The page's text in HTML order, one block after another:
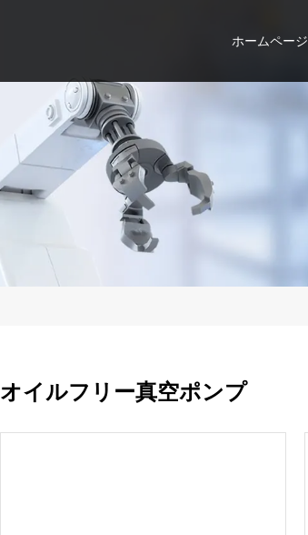
ホームページ
オイルフリー真空ポンプ